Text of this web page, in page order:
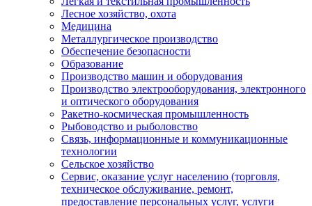
Лесное хозяйство, охота
Медицина
Металлургическое производство
Обеспечение безопасности
Образование
Производство машин и оборудования
Производство электрооборудования, электронного
и оптического оборудования
Ракетно-космическая промышленность
Рыбоводство и рыболовство
Связь, информационные и коммуникационные
технологии
Сельское хозяйство
Сервис, оказание услуг населению (торговля,
техническое обслуживание, ремонт,
предоставление персональных услуг, услуги